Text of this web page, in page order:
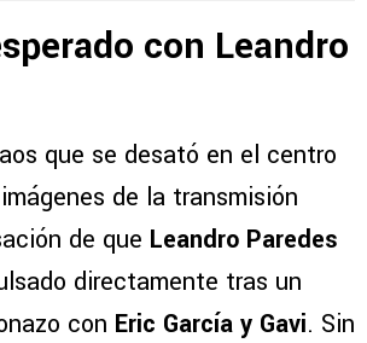
con Leandro
que se desató en el centro
de la transmisión
de que Leandro Paredes
directamente tras un
con Eric García y Gavi. Sin